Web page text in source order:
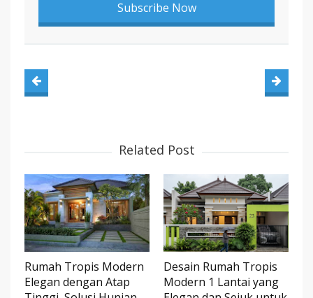
Related Post
Rumah Tropis Modern
Elegan dengan Atap
Desain Rumah Tropis
Modern 1 Lantai yang